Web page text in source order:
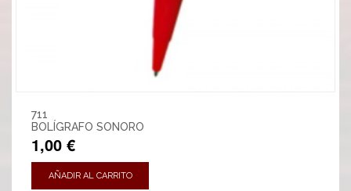
711
BOLÍGRAFO SONORO
1,00 €
AÑADIR AL CARRITO